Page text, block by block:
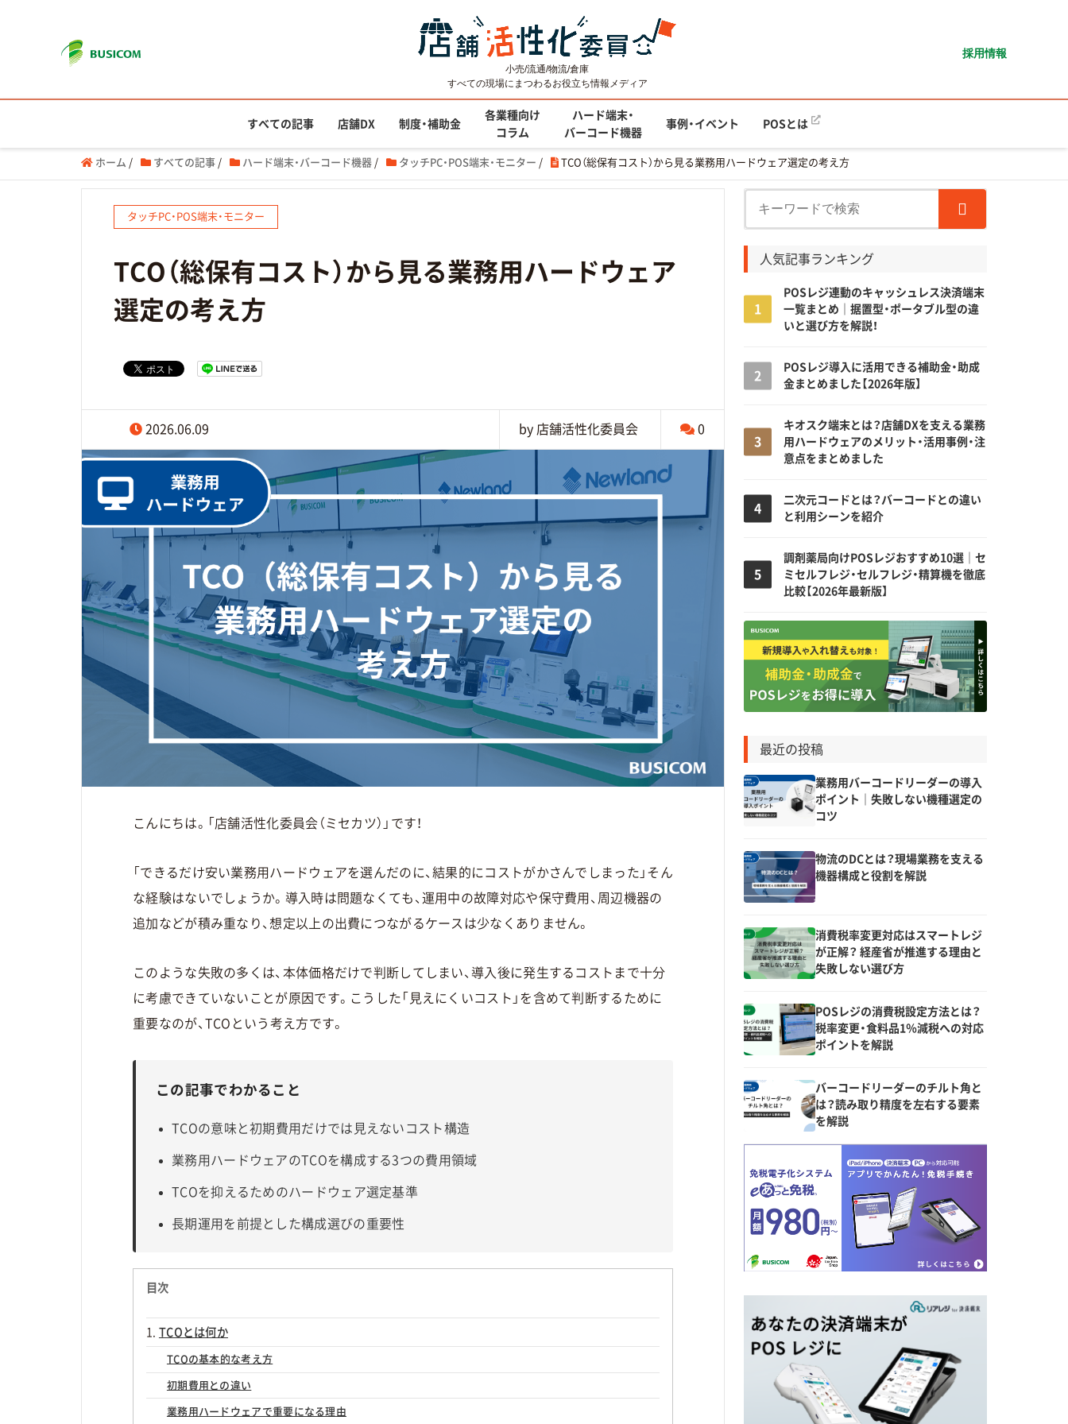
小売/流通/物流/倉庫
すべての現場にまつわるお役立ち情報メディア
採用情報
すべての記事 店舗DX 制度・補助金
各業種向け
コラム
ハード端末・
バーコード機器
事例・イベント POSとは
ホーム / すべての記事 / ハード端末・バーコード機器 / タッチPC・POS端末・モニター / TCO（総保有コスト）から見る業務用ハードウェア選定の考え方
タッチPC・POS端末・モニター
TCO（総保有コスト）から見る業務用ハードウェア
選定の考え方
2026.06.09 by 店舗活性化委員会 0
こんにちは。「店舗活性化委員会（ミセカツ）」です！
「できるだけ安い業務用ハードウェアを選んだのに、結果的にコストがかさんでしまった」そん
な経験はないでしょうか。導入時は問題なくても、運用中の故障対応や保守費用、周辺機器の
追加などが積み重なり、想定以上の出費につながるケースは少なくありません。
このような失敗の多くは、本体価格だけで判断してしまい、導入後に発生するコストまで十分
に考慮できていないことが原因です。こうした「見えにくいコスト」を含めて判断するために
重要なのが、TCOという考え方です。
この記事でわかること
TCOの意味と初期費用だけでは見えないコスト構造
業務用ハードウェアのTCOを構成する3つの費用領域
TCOを抑えるためのハードウェア選定基準
長期運用を前提とした構成選びの重要性
目次
TCOとは何か
TCOの基本的な考え方
初期費用との違い
業務用ハードウェアで重要になる理由
人気記事ランキング
POSレジ連動のキャッシュレス決済端末
一覧まとめ｜据置型・ポータブル型の違
いと選び方を解説！
POSレジ導入に活用できる補助金・助成
金まとめました【2026年版】
キオスク端末とは？店舗DXを支える業務
用ハードウェアのメリット・活用事例・注
意点をまとめました
二次元コードとは？バーコードとの違い
と利用シーンを紹介
調剤薬局向けPOSレジおすすめ10選｜セ
ミセルフレジ・セルフレジ・精算機を徹底
比較【2026年最新版】
最近の投稿
業務用バーコードリーダーの導入
ポイント｜失敗しない機種選定の
コツ
物流のDCとは？現場業務を支える
機器構成と役割を解説
消費税率変更対応はスマートレジ
が正解？ 経産省が推進する理由と
失敗しない選び方
POSレジの消費税設定方法とは？
税率変更・食料品1％減税への対応
ポイントを解説
バーコードリーダーのチルト角と
は？読み取り精度を左右する要素
を解説